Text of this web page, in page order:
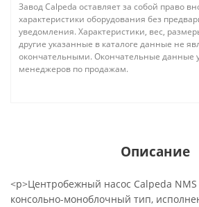
Завод Calpeda оставляет за собой право
характеристики оборудования без
уведомления. Характеристики, вес,
другие указанные в каталоге данные не
окончательными. Окончательные данные
менеджеров по продажам.
Описание
<p>Центробежный насос Calpeda
консольно-моноблочный тип,